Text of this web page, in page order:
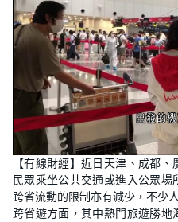
【有線財經】近日天津、成都
民眾乘坐公共交通或進入公眾
跨省流動的限制亦有減少，不少
跨省遊方面，其中熱門旅遊勝